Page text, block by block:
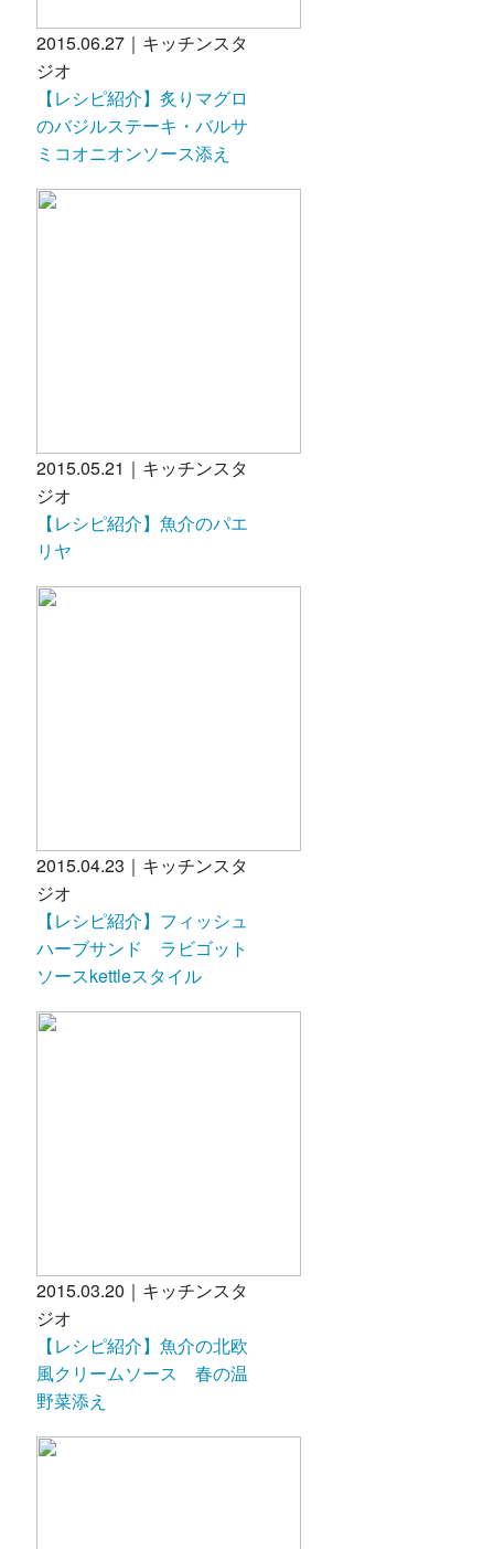
2015.06.27｜キッチンスタ
ジオ
【レシピ紹介】炙りマグロ
のバジルステーキ・バルサ
ミコオニオンソース添え
2015.05.21｜キッチンスタ
ジオ
【レシピ紹介】魚介のパエ
リヤ
2015.04.23｜キッチンスタ
ジオ
【レシピ紹介】フィッシュ
ハーブサンド ラビゴット
ソースkettleスタイル
2015.03.20｜キッチンスタ
ジオ
【レシピ紹介】魚介の北欧
風クリームソース 春の温
野菜添え